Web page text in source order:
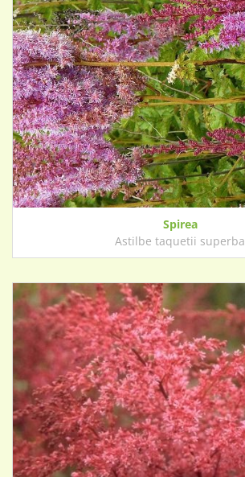
Spirea
Astilbe taquetii superba